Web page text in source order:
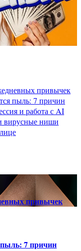
привычек
пыль: 7 причин
и работа с AI
вирусные ниши
привычек
7 причин